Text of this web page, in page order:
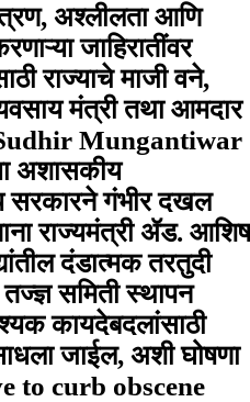
अश्लीलता आणि
जाहिरातींवर
राज्याचे माजी वने,
मंत्री तथा आमदार
Mungantiwar
अशासकीय
सरकारने गंभीर दखल
राज्यमंत्री ॲड. आशिष
दंडात्मक तरतुदी
समिती स्थापन
कायदेबदलांसाठी
जाईल, अशी घोषणा
to curb obscene